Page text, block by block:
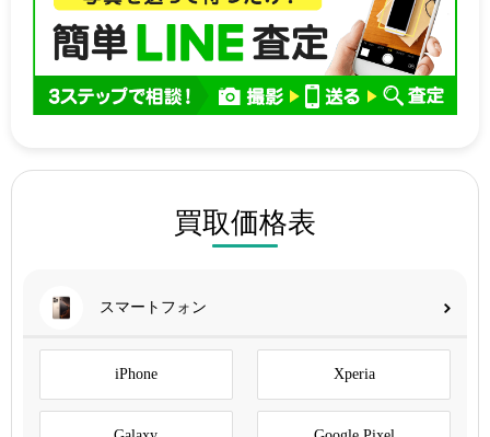
買取価格表
スマートフォン
iPhone Xperia